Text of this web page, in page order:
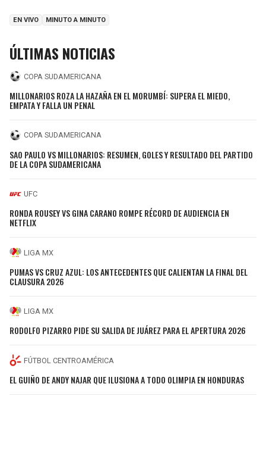
EN VIVO MINUTO A MINUTO
ÚLTIMAS NOTICIAS
COPA SUDAMERICANA
MILLONARIOS ROZA LA HAZAÑA EN EL MORUMBÍ: SUPERA EL MIEDO,
EMPATA Y FALLA UN PENAL
COPA SUDAMERICANA
SAO PAULO VS MILLONARIOS: RESUMEN, GOLES Y RESULTADO DEL PARTIDO
DE LA COPA SUDAMERICANA
UFC
RONDA ROUSEY VS GINA CARANO ROMPE RÉCORD DE AUDIENCIA EN
NETFLIX
LIGA MX
PUMAS VS CRUZ AZUL: LOS ANTECEDENTES QUE CALIENTAN LA FINAL DEL
CLAUSURA 2026
LIGA MX
RODOLFO PIZARRO PIDE SU SALIDA DE JUÁREZ PARA EL APERTURA 2026
FÚTBOL CENTROAMÉRICA
EL GUIÑO DE ANDY NAJAR QUE ILUSIONA A TODO OLIMPIA EN HONDURAS